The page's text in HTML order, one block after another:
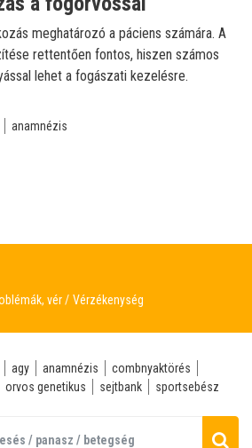
meghatározó a páciens számára. A
rettentően fontos, hiszen számos
lehet a fogászati kezelésre.
anamnézis
vér Vérzékenység
agy anamnézis
combnyaktörés
orvos genetikus sejtbank sportsebész